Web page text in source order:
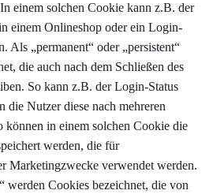
einem solchen Cookie kann z.B. der
einem Onlineshop oder ein Login-
Als „permanent“ oder „persistent“
die auch nach dem Schließen des
So kann z.B. der Login-Status
die Nutzer diese nach mehreren
können in einem solchen Cookie die
werden, die für
Marketingzwecke verwendet werden.
werden Cookies bezeichnet, die von